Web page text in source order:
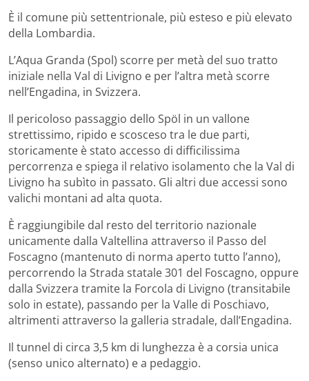
È il comune più settentrionale, più esteso e più elevato
della Lombardia.
L’Aqua Granda (Spol) scorre per metà del suo tratto
iniziale nella Val di Livigno e per l’altra metà scorre
nell’Engadina, in Svizzera.
Il pericoloso passaggio dello Spöl in un vallone
strettissimo, ripido e scosceso tra le due parti,
storicamente è stato accesso di difficilissima
percorrenza e spiega il relativo isolamento che la Val di
Livigno ha subìto in passato. Gli altri due accessi sono
valichi montani ad alta quota.
È raggiungibile dal resto del territorio nazionale
unicamente dalla Valtellina attraverso il Passo del
Foscagno (mantenuto di norma aperto tutto l’anno),
percorrendo la Strada statale 301 del Foscagno, oppure
dalla Svizzera tramite la Forcola di Livigno (transitabile
solo in estate), passando per la Valle di Poschiavo,
altrimenti attraverso la galleria stradale, dall’Engadina.
Il tunnel di circa 3,5 km di lunghezza è a corsia unica
(senso unico alternato) e a pedaggio.